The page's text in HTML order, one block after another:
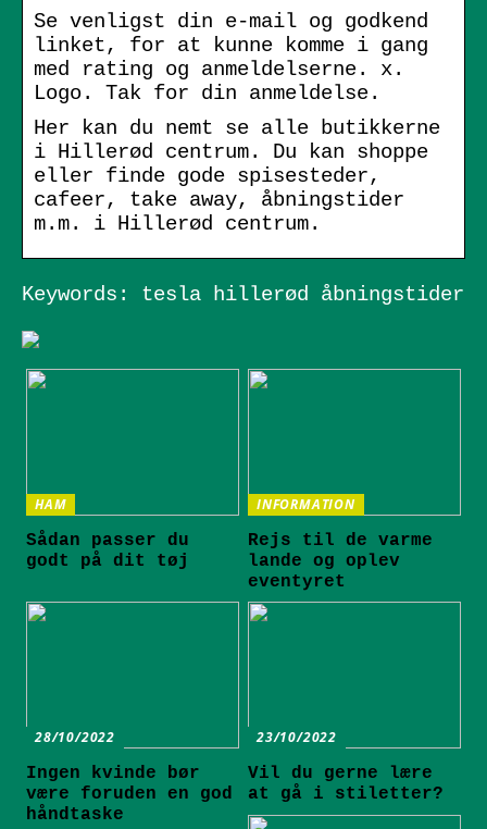
Se venligst din e-mail og godkend
linket, for at kunne komme i gang
med rating og anmeldelserne. x.
Logo. Tak for din anmeldelse.
Her kan du nemt se alle butikkerne
i Hillerød centrum. Du kan shoppe
eller finde gode spisesteder,
cafeer, take away, åbningstider
m.m. i Hillerød centrum.
Keywords: tesla hillerød åbningstider
HAM
Sådan passer du
godt på dit tøj
INFORMATION
Rejs til de varme
lande og oplev
eventyret
28/10/2022
Ingen kvinde bør
være foruden en god
håndtaske
23/10/2022
Vil du gerne lære
at gå i stiletter?